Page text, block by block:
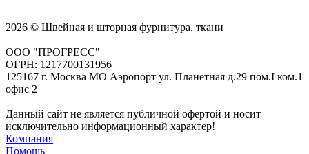
2026 © Швейная и шторная фурнитура, ткани
ООО "ПРОГРЕСС"
ОГРН: 1217700131956
125167 г. Москва МО Аэропорт ул. Планетная д.29 пом.I ком.1
офис 2
Данный сайт не является публичной офертой и носит
исключительно информационный характер!
Компания
Помощь